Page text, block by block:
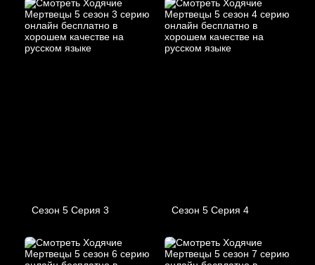
Сезон 5 Серия 3 Сезон 5 Серия 4